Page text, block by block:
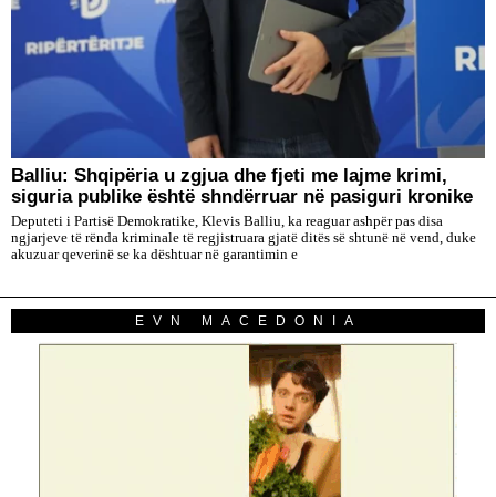
Balliu: Shqipëria u zgjua dhe fjeti me lajme krimi,
siguria publike është shndërruar në pasiguri kronike
Deputeti i Partisë Demokratike, Klevis Balliu, ka reaguar ashpër pas disa
ngjarjeve të rënda kriminale të regjistruara gjatë ditës së shtunë në vend, duke
akuzuar qeverinë se ka dështuar në garantimin e
EVN MACEDONIA